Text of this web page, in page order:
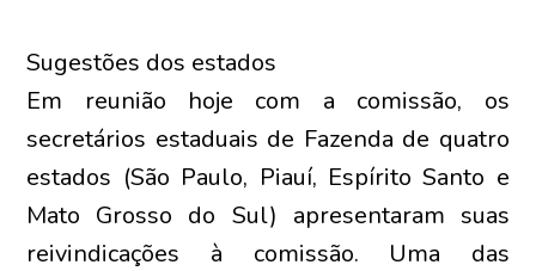
Sugestões dos estados
Em reunião hoje com a comissão, os
secretários estaduais de Fazenda de quatro
estados (São Paulo, Piauí, Espírito Santo e
Mato Grosso do Sul) apresentaram suas
reivindicações à comissão. Uma das